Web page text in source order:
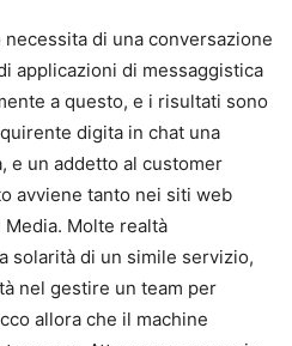
di una conversazione
applicazioni di messaggistica
a questo, e i risultati sono
digita in chat una
e un addetto al customer
avviene tanto nei siti web
Molte realtà
solarità di un simile servizio,
nel gestire un team per
allora che il machine